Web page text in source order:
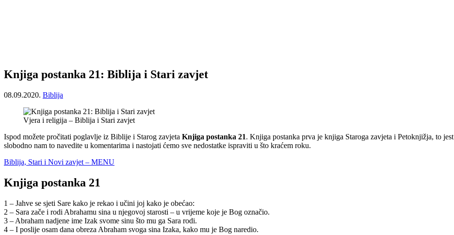
Knjiga postanka 21: Biblija i Stari zavjet
08.09.2020. Biblija
Vjera i religija – Biblija i Stari zavjet
Ispod možete pročitati poglavlje iz Biblije i Starog zavjeta Knjiga postanka 21. Knjiga postanka prva je knjiga Staroga zavjeta i Petoknjižja, to jest
slobodno nam to navedite u komentarima i nastojati ćemo sve nedostatke ispraviti u što kraćem roku.
Biblija, Stari i Novi zavjet – MENU
Knjiga postanka 21
1 – Jahve se sjeti Sare kako je rekao i učini joj kako je obećao:
2 – Sara zače i rodi Abrahamu sina u njegovoj starosti – u vrijeme koje je Bog označio.
3 – Abraham nadjene ime Izak svome sinu što mu ga Sara rodi.
4 – I poslije osam dana obreza Abraham svoga sina Izaka, kako mu je Bog naredio.